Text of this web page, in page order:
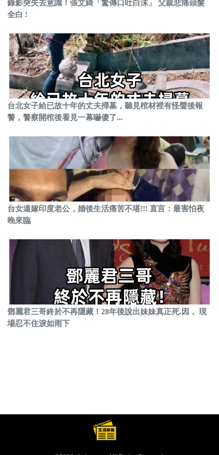
錄影突失去意識！張文綺「驚傳口吐白沫」 父親悲痛頭髮
全白 !
台北女子給已故十年的丈夫掃墓，聽見棺材裡有怪聲後報
警，警察開棺後看見一幕嚇傻了...
台女遠嫁印度老公，婚後生活痛苦不堪!!! 直言：最害怕夜
晚來臨
鄧麗君三哥終於不再隱藏！28年後說出妹妹真正死.因， 現
場忍不住淚如雨下